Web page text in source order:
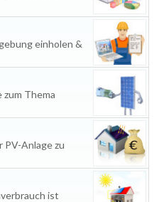
einholen &
Thema
Anlage zu
ist